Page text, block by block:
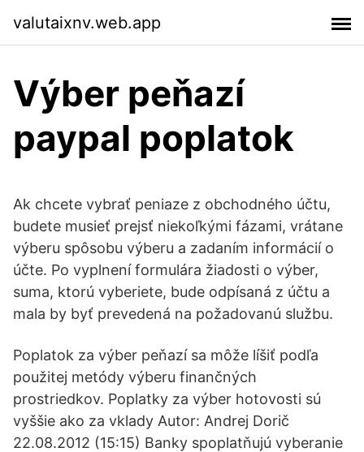
valutaixnv.web.app
Výber peňazí
paypal poplatok
Ak chcete vybrať peniaze z obchodného účtu,
budete musieť prejsť niekoľkými fázami, vrátane
výberu spôsobu výberu a zadaním informácií o
účte. Po vyplnení formulára žiadosti o výber,
suma, ktorú vyberiete, bude odpísaná z účtu a
mala by byť prevedená na požadovanú službu.
Poplatok za výber peňazí sa môže líšiť podľa
použitej metódy výberu finančných
prostriedkov. Poplatky za výber hotovosti sú
vyššie ako za vklady Autor: Andrej Dorič
22.08.2012 (15:15) Banky spoplatňujú vyberanie